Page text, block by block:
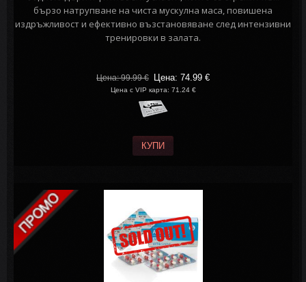
бързо натрупване на чиста мускулна маса, повишена
издръжливост и ефективно възстановяване след интензивни
тренировки в залата.
Цена: 99.99€ Цена: 74.99 €
Цена с VIP карта: 71.24 €
КУПИ